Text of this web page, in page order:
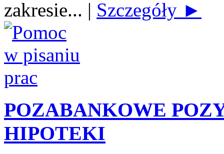
zakresie... | Szczegóły ►
POZABANKOWE
HIPOTEKI